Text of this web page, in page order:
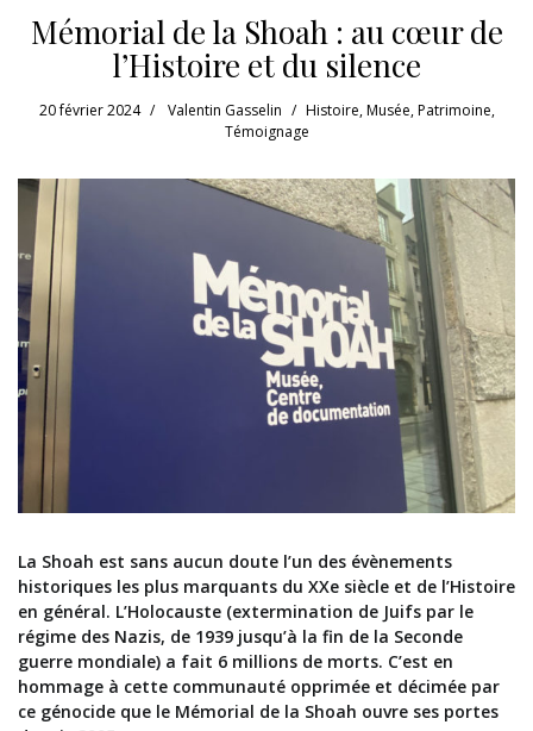
Mémorial de la Shoah : au cœur de
l’Histoire et du silence
20 février 2024 Valentin Gasselin Histoire,Musée,Patrimoine,
Témoignage
La Shoah est sans aucun doute l’un des évènements
historiques les plus marquants du XXe siècle et de l’Histoire
en général. L’Holocauste (extermination de Juifs par le
régime des Nazis, de 1939 jusqu’à la fin de la Seconde
guerre mondiale) a fait 6 millions de morts. C’est en
hommage à cette communauté opprimée et décimée par
ce génocide que le Mémorial de la Shoah ouvre ses portes